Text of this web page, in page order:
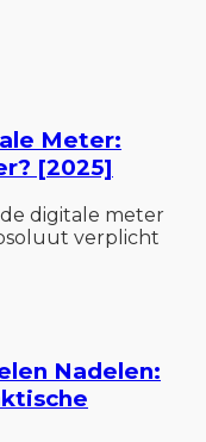
Meter:
[2025]
digitale meter
verplicht
Nadelen: